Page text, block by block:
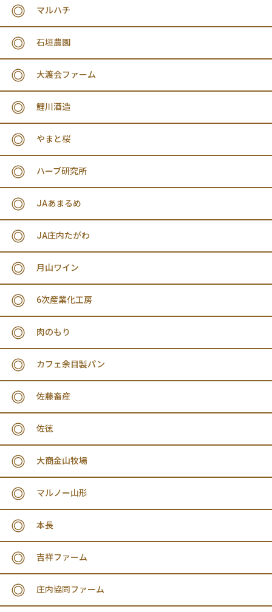
マルハチ
石垣農園
大渡会ファーム
鯉川酒造
やまと桜
ハーブ研究所
JAあまるめ
JA庄内たがわ
月山ワイン
6次産業化工房
肉のもり
カフェ余目製パン
佐藤畜産
佐徳
大商金山牧場
マルノー山形
本長
吉祥ファーム
庄内協同ファーム